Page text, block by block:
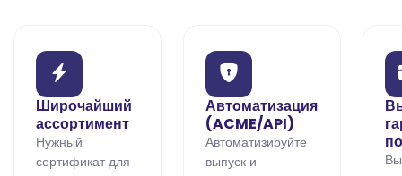
Широчайший
ассортимент
Нужный
сертификат для
Автоматизация
(ACME/API)
Автоматизируйте
выпуск и